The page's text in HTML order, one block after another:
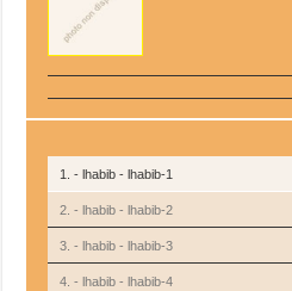
1. - lhabib - lhabib-1
2. - lhabib - lhabib-2
3. - lhabib - lhabib-3
4. - lhabib - lhabib-4